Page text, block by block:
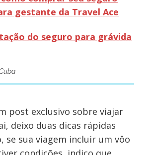
gestante da Travel Ace
do seguro para grávida
post exclusivo sobre viajar
deixo duas dicas rápidas
se sua viagem incluir um vôo